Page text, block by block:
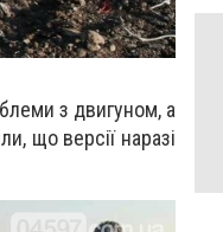
з двигуном, а
що версії наразі